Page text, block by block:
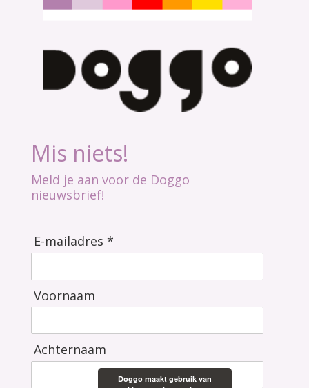
Mis niets!
Meld je aan voor de Doggo
nieuwsbrief!
E-mailadres *
Voornaam
Achternaam
Doggo maakt gebruik van